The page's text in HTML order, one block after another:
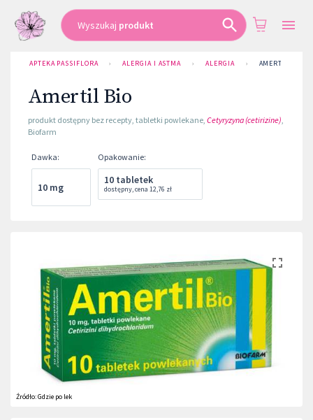
Wyszukaj produkt
APTEKA PASSIFLORA › ALERGIA I ASTMA › ALERGIA › AMERTIL BIO
Amertil Bio
produkt dostępny bez recepty, tabletki powlekane, Cetyryzyna (cetirizine),
Biofarm
Dawka:
10 mg
Opakowanie:
10 tabletek
dostępny,cena 12,76 zł
Źródło:Gdzie po lek